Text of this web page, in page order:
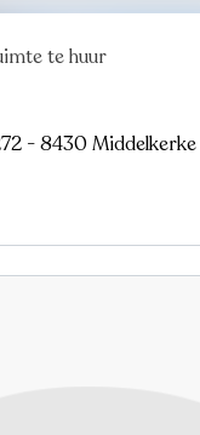
te huur
- 8430 Middelkerke